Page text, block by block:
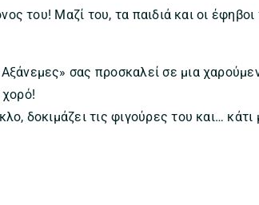
του! Μαζί του, τα παιδιά και οι
σας προσκαλεί σε μια
δοκιμάζει τις φιγούρες του και…